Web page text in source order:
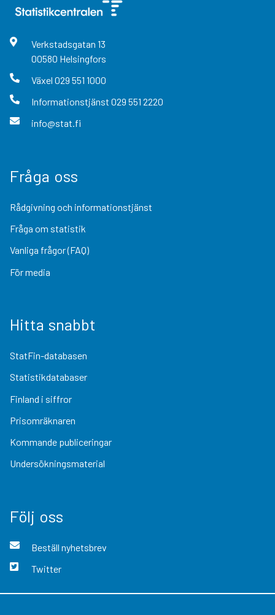
Verkstadsgatan 13
00580 Helsingfors
Växel 029 551 1000
Informationstjänst 029 551 2220
info@stat.fi
Fråga oss
Rådgivning och informationstjänst
Fråga om statistik
Vanliga frågor (FAQ)
För media
Hitta snabbt
StatFin-databasen
Statistikdatabaser
Finland i siffror
Prisomräknaren
Kommande publiceringar
Undersökningsmaterial
Följ oss
Beställ nyhetsbrev
Twitter